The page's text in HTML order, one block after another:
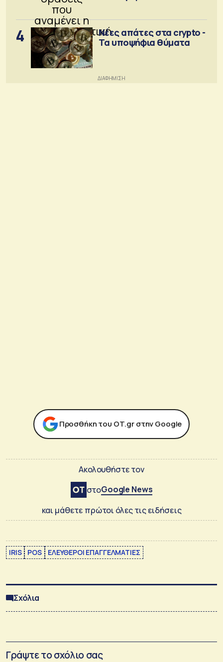
4
Νέες απάτες στα crypto -
Τα υποψήφια θύματα
Προσθήκη του ΟΤ.gr στην Google
Ακολουθήστε τον
στοGoogle News
και μάθετε πρώτοι όλες τις ειδήσεις
IRIS POS ΕΛΕΥΘΕΡΟΙ ΕΠΑΓΓΕΛΜΑΤΙΕΣ
Σχόλια
Γράψτε το σχόλιο σας